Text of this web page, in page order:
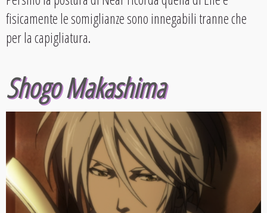
fisicamente le somiglianze sono innegabili tranne che
per la capigliatura.
Shogo Makashima